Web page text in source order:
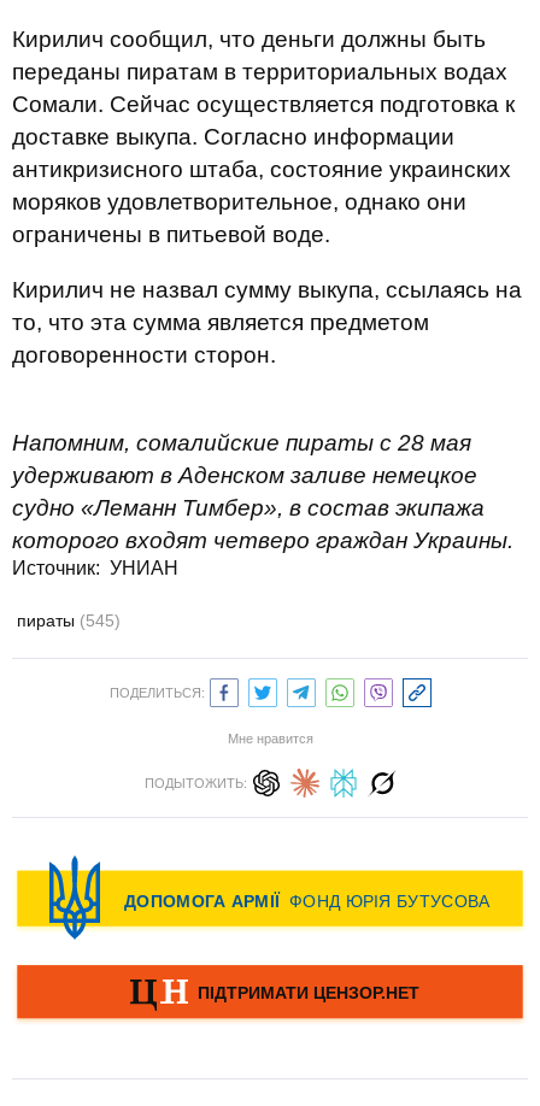
Кирилич сообщил, что деньги должны быть
переданы пиратам в территориальных водах
Сомали. Сейчас осуществляется подготовка к
доставке выкупа. Согласно информации
антикризисного штаба, состояние украинских
моряков удовлетворительное, однако они
ограничены в питьевой воде.
Кирилич не назвал сумму выкупа, ссылаясь на
то, что эта сумма является предметом
договоренности сторон.
Напомним, сомалийские пираты с 28 мая
удерживают в Аденском заливе немецкое
судно «Леманн Тимбер», в состав экипажа
которого входят четверо граждан Украины.
Источник: УНИАН
пираты (545)
ПОДЕЛИТЬСЯ:
Мне нравится
ПОДЫТОЖИТЬ: